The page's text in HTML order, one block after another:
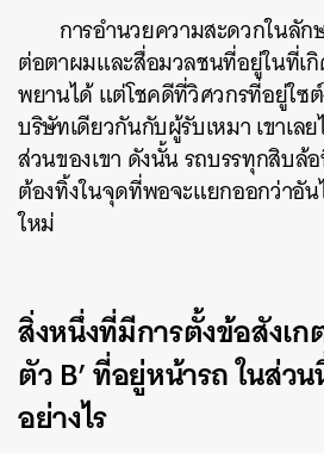
การอำนวยความสะดวกในลั
ต่อตาผมและสื่อมวลชนที่อยู่ในที่เ
พยานได้ แต่โชคดีที่วิศวกรที่อยู่ใซ
บริษัทเดียวกันกับผู้รับเหมา เขาเล
ส่วนของเขา ดังนั้น รถบรรทุกสิบล้
ต้องทิ้งในจุดที่พอจะแยกออกว่าอัน
ใหม่
สิ่งหนึ่งที่มีการตั้งข้อสังเก
ตัว B’ ที่อยู่หน้ารถ ในส่ว
อย่างไร